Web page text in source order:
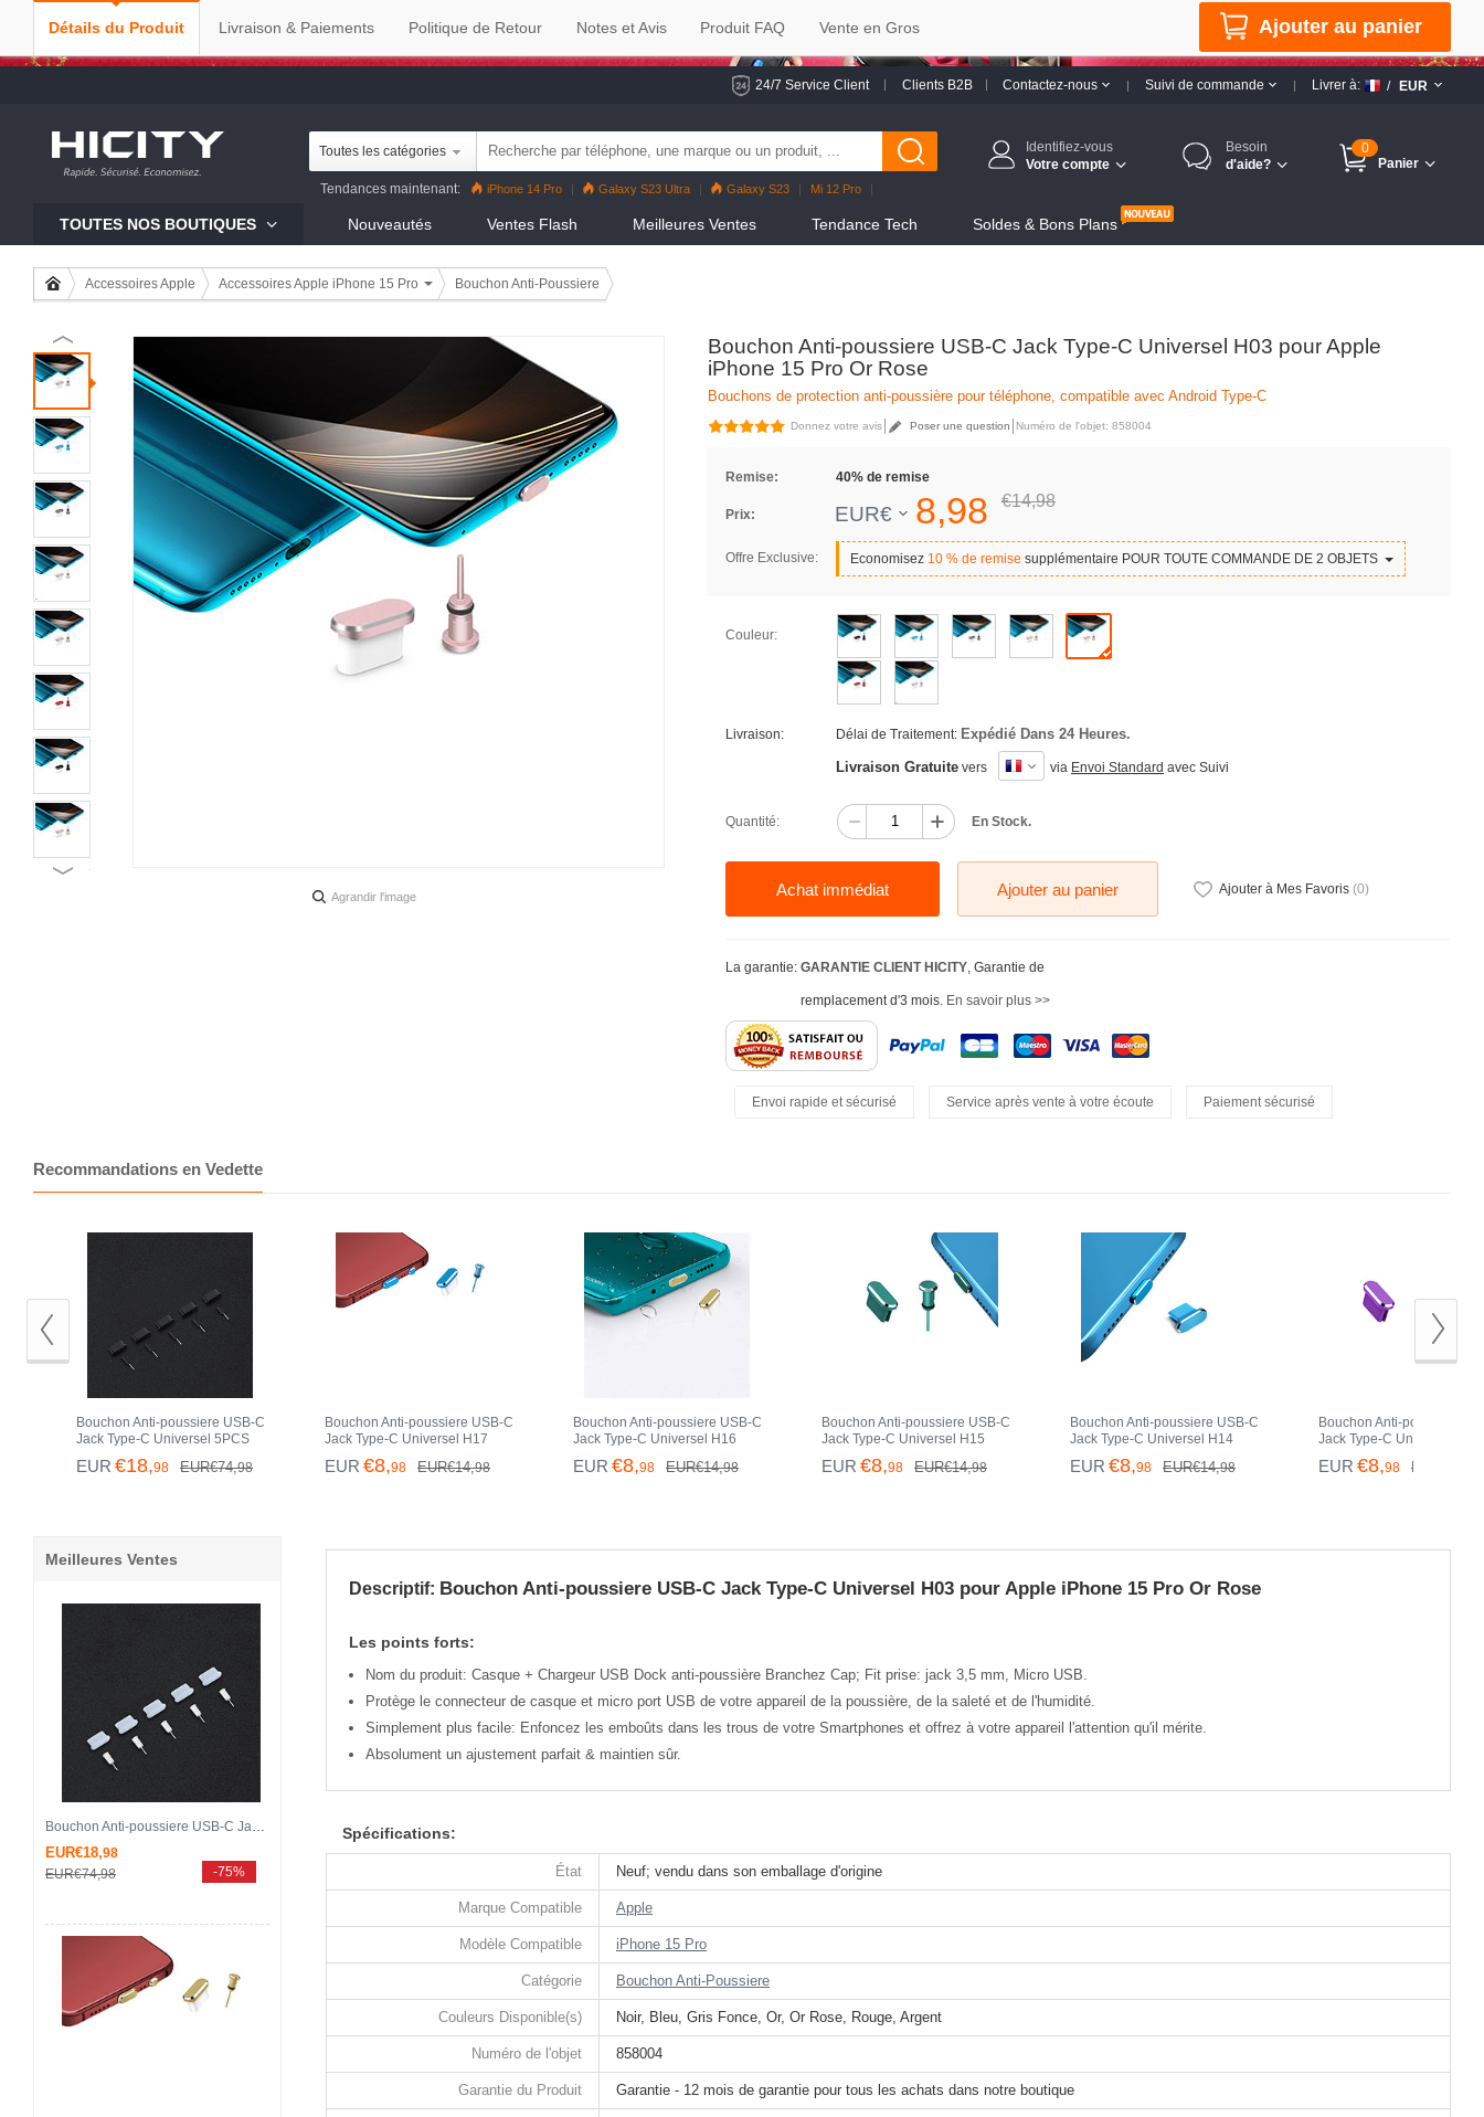
24/7 Service Client Clients B2B Contactez-nous Suivi de commande Livrer à: / EUR
Toutes les catégories
Tendances maintenant: iPhone 14 Pro Galaxy S23 Ultra Galaxy S23
Mi 12 Pro
Identifiez-vous
Votre compte
Besoin
d'aide?
0
Panier
TOUTES NOS BOUTIQUES Nouveautés Ventes Flash Meilleures Ventes Tendance Tech Soldes & Bons Plans
Accessoires Apple Accessoires Apple iPhone 15 Pro Bouchon Anti-Poussiere
Bouchon Anti-poussiere USB-C Jack Type-C Universel H03 pour Apple
iPhone 15 Pro Or Rose
Bouchons de protection anti-poussière pour téléphone, compatible avec Android Type-C
Donnez votre avis Poser une question Numéro de l'objet: 858004
Remise: 40% de remise
Prix: EUR€ 8,98 €14,98
Offre Exclusive: Economisez 10 % de remise supplémentaire POUR TOUTE COMMANDE DE 2 OBJETS
Couleur:
Livraison: Délai de Traitement: Expédié Dans 24 Heures.
Livraison Gratuite vers via Envoi Standard avec Suivi
Quantité: En Stock.
Achat immédiat Ajouter au panier Ajouter à Mes Favoris (0)
La garantie: GARANTIE CLIENT HICITY, Garantie de
remplacement d'3 mois. En savoir plus >>
Envoi rapide et sécurisé Service après vente à votre écoute Paiement sécurisé
Agrandir l'image
Recommandations en Vedette
Bouchon Anti-poussiere USB-C
Jack Type-C Universel 5PCS
H02 pour Apple iPhone 15 Pro
Noir
EUR €18,98 EUR€74,98
Bouchon Anti-poussiere USB-C
Jack Type-C Universel H17
pour Apple iPhone 15 Pro Bleu
EUR €8,98 EUR€14,98
Bouchon Anti-poussiere USB-C
Jack Type-C Universel H16
pour Apple iPhone 15 Pro Or
EUR €8,98 EUR€14,98
Bouchon Anti-poussiere USB-C
Jack Type-C Universel H15
pour Apple iPhone 15 Pro Vert
EUR €8,98 EUR€14,98
Bouchon Anti-poussiere USB-C
Jack Type-C Universel H14
pour Apple iPhone 15 Pro Bleu
EUR €8,98 EUR€14,98
Bouchon Anti-poussiere
Jack Type-C Universel H13
pour Apple iPhone 15 Pro
EUR €8,98 EUR€14,
Détails du Produit Livraison & Paiements Politique de Retour Notes et Avis Produit FAQ Vente en Gros Ajouter au panier
Descriptif: Bouchon Anti-poussiere USB-C Jack Type-C Universel H03 pour Apple iPhone 15 Pro Or Rose
Les points forts:
Nom du produit: Casque + Chargeur USB Dock anti-poussière Branchez Cap; Fit prise: jack 3,5 mm, Micro USB.
Protège le connecteur de casque et micro port USB de votre appareil de la poussière, de la saleté et de l'humidité.
Simplement plus facile: Enfoncez les emboûts dans les trous de votre Smartphones et offrez à votre appareil l'attention qu'il mérite.
Absolument un ajustement parfait & maintien sûr.
Spécifications:
État Neuf; vendu dans son emballage d'origine
Marque Compatible Apple
Modèle Compatible iPhone 15 Pro
Catégorie Bouchon Anti-Poussiere
Couleurs Disponible(s) Noir, Bleu, Gris Fonce, Or, Or Rose, Rouge, Argent
Numéro de l'objet 858004
Garantie du Produit Garantie - 12 mois de garantie pour tous les achats dans notre boutique
Meilleures Ventes
Bouchon Anti-poussiere USB-C Jack Type-C Universel 5PCS H02 pour Apple iPhone 15 Pro Blanc
EUR€18,98
EUR€74,98 -75%